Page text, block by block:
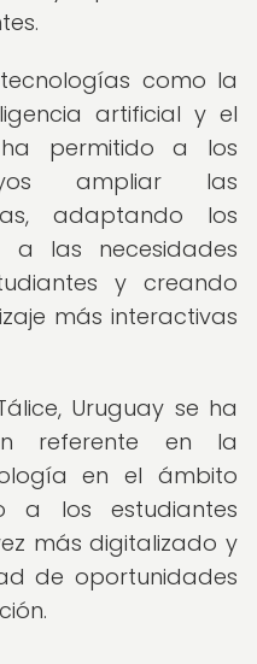
como la
artificial y el
permitido a los
ampliar las
adaptando los
a las necesidades
y creando
más interactivas
Uruguay se ha
referente en la
en el ámbito
a los estudiantes
más digitalizado y
de oportunidades